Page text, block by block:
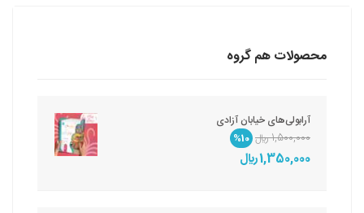
محصولات هم گروه
آرابولی‌های خیابان آزادی
1,500,000 ريال
%10
1,350,000 ريال